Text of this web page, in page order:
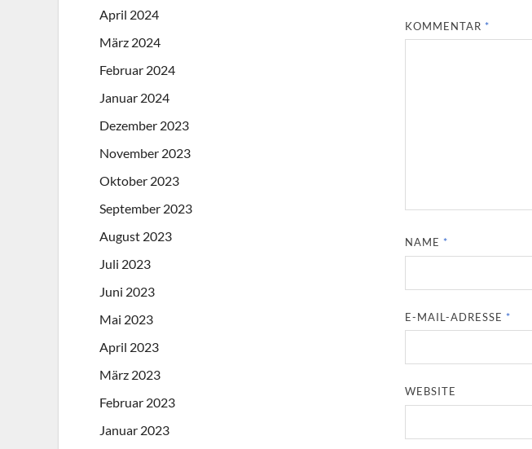
KOMMENTAR *
NAME *
E-MAIL-ADRESSE *
WEBSITE
April 2024
März 2024
Februar 2024
Januar 2024
Dezember 2023
November 2023
Oktober 2023
September 2023
August 2023
Juli 2023
Juni 2023
Mai 2023
April 2023
März 2023
Februar 2023
Januar 2023